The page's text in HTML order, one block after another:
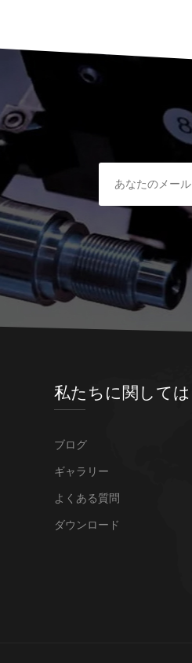
私たちに関しては
ブログ
ギャラリー
よくある質問
ダウンロード